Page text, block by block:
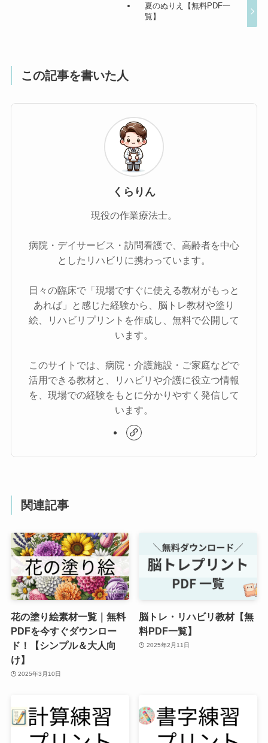
夏のぬりえ【無料PDF一
覧】
この記事を書いた人
くらりん
現役の作業療法士。
病院・デイサービス・訪問看護で、高齢者を中心
としたリハビリに携わっています。
日々の臨床で「現場ですぐに使える教材がもっと
あれば」と感じた経験から、脳トレ教材や塗り
絵、リハビリプリントを作成し、無料で公開して
います。
このサイトでは、病院・介護施設・ご家庭などで
活用できる教材と、リハビリや介護に役立つ情報
を、現場での経験をもとに分かりやすく発信して
います。
関連記事
花の塗り絵素材一覧｜無料
PDFを今すぐダウンロー
ド！【シンプル＆大人向
け】
2025年3月10日
脳トレ・リハビリ教材【無
料PDF一覧】
2025年2月11日